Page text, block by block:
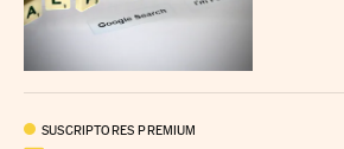
SUSCRIPTORES PREMIUM